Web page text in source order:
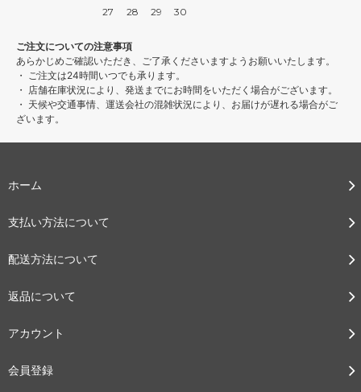
27
28 29 30
ご注文についての注意事項
あらかじめご確認いただき、ご了承くださいますようお願いいたします。
・ ご注文は24時間いつでも承ります。
・ 店舗在庫状況により、発送までにお時間をいただく場合がございます。
・ 天候や交通事情、運送会社の混雑状況により、お届けが遅れる場合がご
ざいます。
ホーム
支払い方法について
配送方法について
返品について
アカウント
会員登録